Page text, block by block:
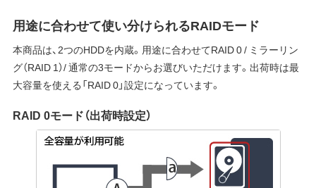
用途に合わせて使い分けられるRAIDモード
本商品は、2つのHDDを内蔵。用途に合わせてRAID 0 / ミラーリン
グ（RAID 1）/ 通常の3モードからお選びいただけます。出荷時は最
大容量を使える「RAID 0」設定になっています。
RAID 0モード（出荷時設定）